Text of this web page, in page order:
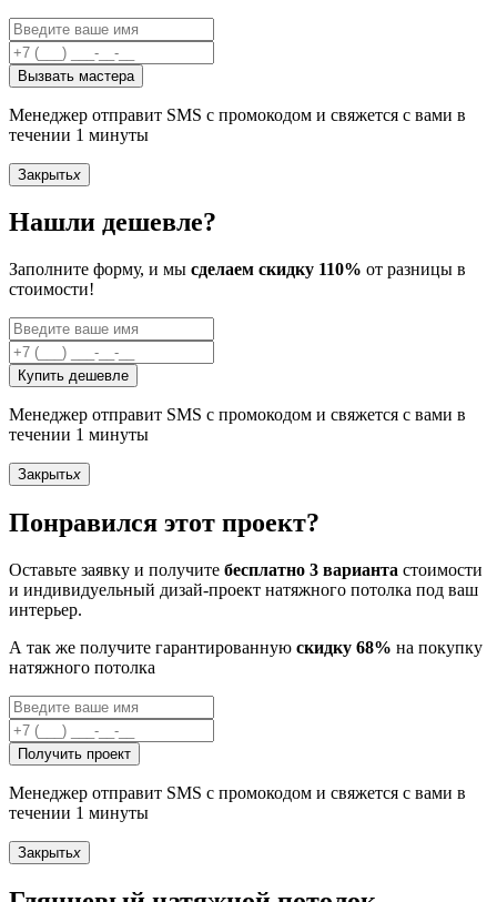
Вызвать мастера
Менеджер отправит SMS с промокодом и свяжется с вами в
течении 1 минуты
Закрытьx
Нашли дешевле?
Заполните форму, и мы сделаем скидку 110% от разницы в
стоимости!
Купить дешевле
Менеджер отправит SMS с промокодом и свяжется с вами в
течении 1 минуты
Закрытьx
Понравился этот проект?
Оставьте заявку и получите бесплатно 3 варианта стоимости
и индивидуельный дизай-проект натяжного потолка под ваш
интерьер.
А так же получите гарантированную скидку 68% на покупку
натяжного потолка
Получить проект
Менеджер отправит SMS с промокодом и свяжется с вами в
течении 1 минуты
Закрытьx